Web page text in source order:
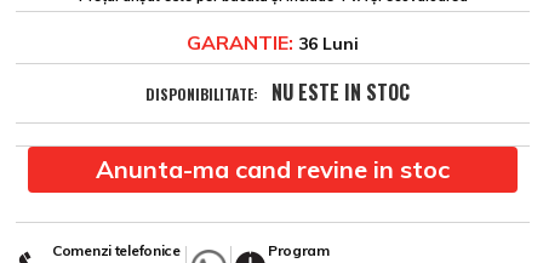
GARANTIE: 36 Luni
DISPONIBILITATE: NU ESTE IN STOC
Anunta-ma cand revine in stoc
Comenzi telefonice Program